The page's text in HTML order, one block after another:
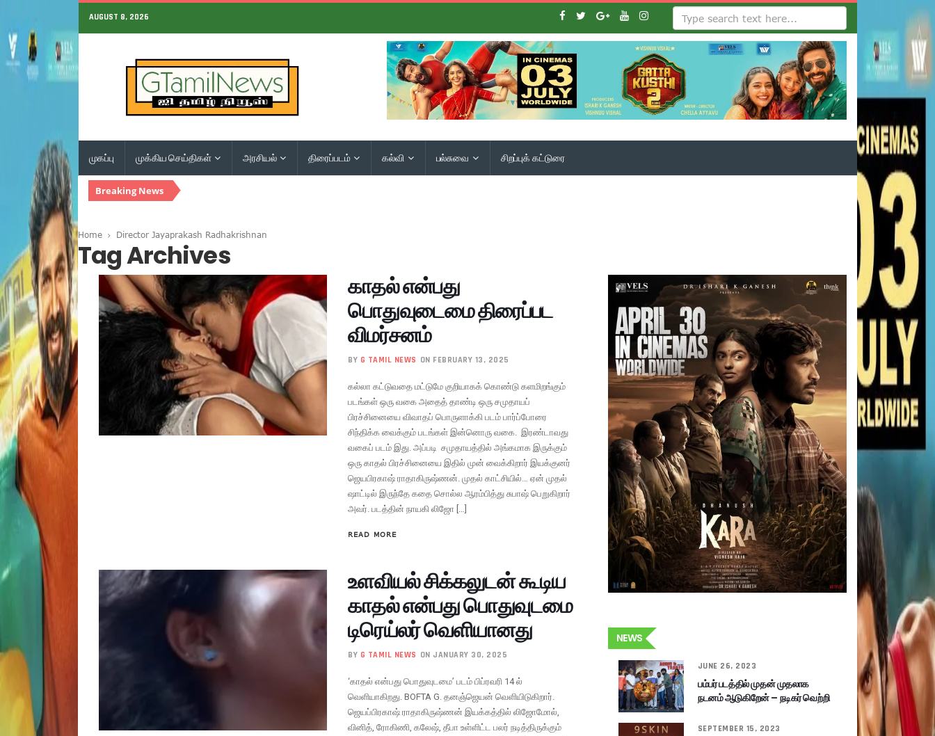
AUGUST 8, 2026
முகப்பு முக்கிய செய்திகள் அரசியல் திரைப்படம் கல்வி பல்சுவை சிறப்புக் கட்டுரை
Breaking News
Home Director Jayaprakash Radhakrishnan
Tag Archives
காதல் என்பது
பொதுவுடைமை திரைப்பட
விமர்சனம்
BY G TAMIL NEWS ON FEBRUARY 13, 2025
கல்லா கட்டுவதை மட்டுமே குறியாகக் கொண்டு களமிறங்கும்
படங்கள் ஒரு வகை அதைத் தாண்டி ஒரு சமுதாயப்
பிரச்சினையை விவாதப் பொருளாக்கி படம் பார்ப்போரை
சிந்திக்க வைக்கும் படங்கள் இன்னொரு வகை. இரண்டாவது
வகைப் படம் இது. அப்படி சமுதாயத்தில் அங்கமாக இருக்கும்
ஒரு காதல் பிரச்சினையை இதில் முன் வைக்கிறார் இயக்குனர்
ஜெயபிரகாஷ் ராதாகிருஷ்ணன். முதல் காட்சியில்… ஏன் முதல்
ஷாட்டில் இருந்தே கதை சொல்ல ஆரம்பித்து சுபாஷ் பெறுகிறார்
அவர். படத்தின் நாயகி லிஜோ […]
READ MORE
உளவியல் சிக்கலுடன் கூடிய
காதல் என்பது பொதுவுடமை
டிரெய்லர் வெளியானது
BY G TAMIL NEWS ON JANUARY 30, 2025
‘காதல் என்பது பொதுவுடமை’ படம் பிப்ரவரி 14 ல்
வெளியாகிறது. BOFTA G. தனஞ்ஜெயன் வெளியிடுகிறார்.
ஜெயப்பிரகாஷ் ராதாகிருஷ்ணன் இயக்கத்தில் லிஜோமோல்,
வினித், ரோகிணி, கலேஷ், தீபா உள்ளிட்ட பலர் நடித்திருக்கும்
NEWS
JUNE 26, 2023
பம்பர் படத்தில் முதன் முதலாக
நடனம் ஆடுகிறேன் – நடிகர் வெற்றி
SEPTEMBER 15, 2023